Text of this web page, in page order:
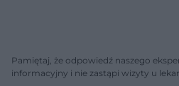
Pamiętaj, że odpowiedź naszego
informacyjny i nie zastąpi wizyty u